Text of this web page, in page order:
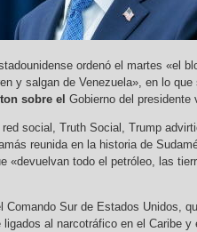
ordenó el martes «el
y salgan de Venezuela», en lo
sobre el Gobierno del presidente
social, Truth Social, Trump
reunida en la historia de
«devuelvan todo el petróleo, las
Comando Sur de Estados Unidos,
ligados al narcotráfico en el Caribe